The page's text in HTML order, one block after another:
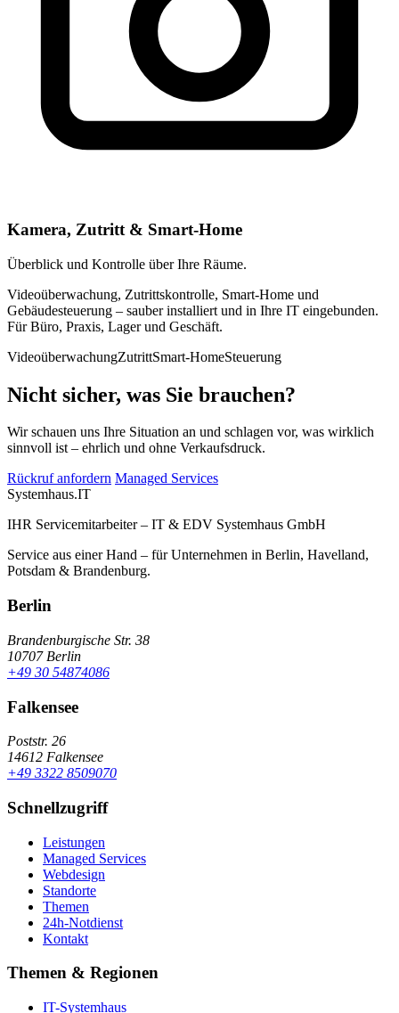
Kamera, Zutritt & Smart-Home
Überblick und Kontrolle über Ihre Räume.
Videoüberwachung, Zutrittskontrolle, Smart-Home und
Gebäudesteuerung – sauber installiert und in Ihre IT eingebunden.
Für Büro, Praxis, Lager und Geschäft.
VideoüberwachungZutrittSmart-HomeSteuerung
Nicht sicher, was Sie brauchen?
Wir schauen uns Ihre Situation an und schlagen vor, was wirklich
sinnvoll ist – ehrlich und ohne Verkaufsdruck.
Rückruf anfordern Managed Services
Systemhaus.IT
IHR Servicemitarbeiter – IT & EDV Systemhaus GmbH
Service aus einer Hand – für Unternehmen in Berlin, Havelland,
Potsdam & Brandenburg.
Berlin
Brandenburgische Str. 38
10707 Berlin
+49 30 54874086
Falkensee
Poststr. 26
14612 Falkensee
+49 3322 8509070
Schnellzugriff
Leistungen
Managed Services
Webdesign
Standorte
Themen
24h-Notdienst
Kontakt
Themen & Regionen
IT-Systemhaus